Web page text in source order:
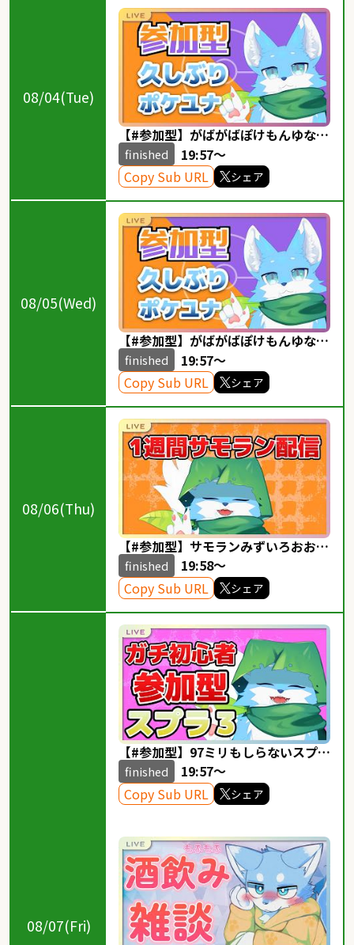
08/04(Tue)
【#参加型】がばがばぽけもんゆない
と！！！20
finished
19:57～
Copy Sub URL
シェア
08/05(Wed)
【#参加型】がばがばぽけもんゆない
と！！！21
finished
19:57～
Copy Sub URL
シェア
08/06(Thu)
【#参加型】サモランみずいろおおか
み配信！！ 55
finished
19:58～
Copy Sub URL
シェア
08/07(Fri)
【#参加型】97ミリもしらないスプラ
３参加型！！！
finished
19:57～
Copy Sub URL
シェア